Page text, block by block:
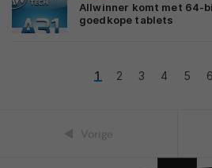
Allwinner komt met 64-
goedkope tablets
1 2 3 4 5 6